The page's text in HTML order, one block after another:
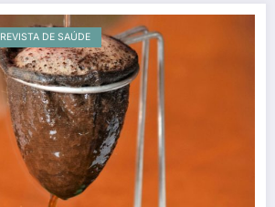
REVISTA DE SAÚDE